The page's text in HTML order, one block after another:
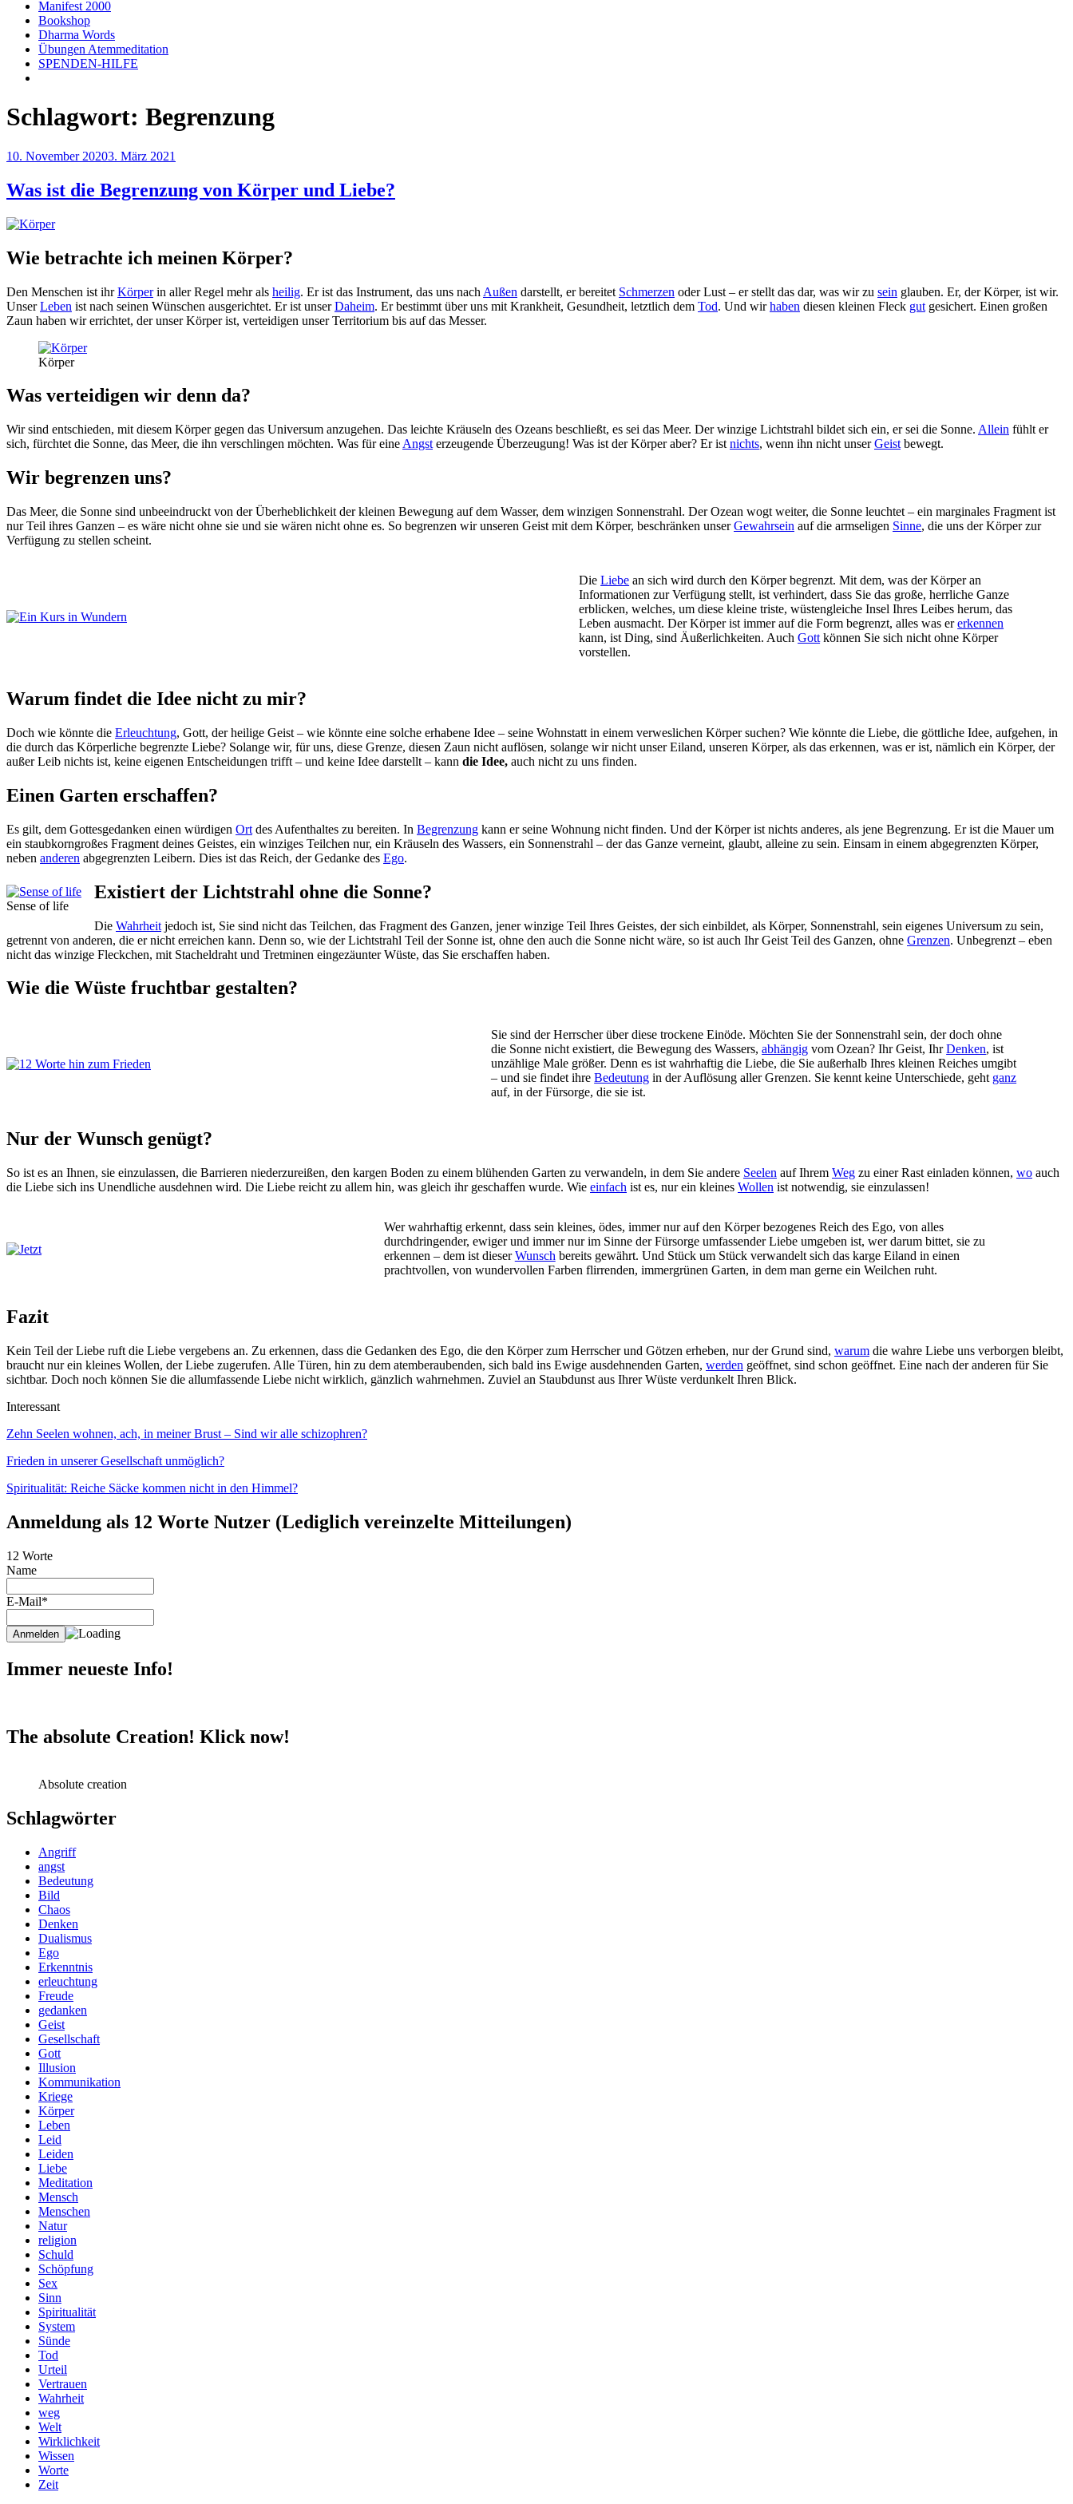
Manifest 2000
Bookshop
Dharma Words
Übungen Atemmeditation
SPENDEN-HILFE
Schlagwort: Begrenzung
Veröffentlicht
10. November 20203. März 2021
Was ist die Begrenzung von Körper und Liebe?
Wie betrachte ich meinen Körper?
Den Menschen ist ihrKörperin aller Regel mehr als heilig. Er ist das Instrument, das uns nach Außen darstellt, er bereitet Schmerzen oder Lust – er stellt das dar, was wir zu sein glauben. Er, der Körper, ist wir.
UnserLeben ist nach seinen Wünschen ausgerichtet. Er ist unserDaheim. Er bestimmt über uns mit Krankheit, Gesundheit, letztlich dem Tod. Und wirhaben diesen kleinen Fleck gut gesichert. Einen großen
Zaun haben wir errichtet, der unser Körper ist, verteidigen unser Territorium bis auf das Messer.
Körper
Was verteidigen wir denn da?
Wir sind entschieden, mit diesem Körper gegen das Universum anzugehen. Das leichte Kräuseln des Ozeans beschließt, es sei das Meer. Der winzige Lichtstrahl bildet sich ein, er sei die Sonne. Allein fühlt er
sich, fürchtet die Sonne, das Meer, die ihn verschlingen möchten. Was für eine Angst erzeugende Überzeugung! Was ist der Körper aber? Er ist nichts, wenn ihn nicht unserGeist bewegt.
Wir begrenzen uns?
Das Meer, die Sonne sind unbeeindruckt von der Überheblichkeit der kleinen Bewegung auf dem Wasser, dem winzigen Sonnenstrahl. Der Ozean wogt weiter, die Sonne leuchtet – ein marginales Fragment ist
nur Teil ihres Ganzen – es wäre nicht ohne sie und sie wären nicht ohne es. So begrenzen wir unseren Geist mit dem Körper, beschränken unserGewahrsein auf die armseligen Sinne, die uns der Körper zur
Verfügung zu stellen scheint.
DieLiebe an sich wird durch den Körper begrenzt. Mit dem, was der Körper an
Informationen zur Verfügung stellt, ist verhindert, dass Sie das große, herrliche Ganze
erblicken, welches, um diese kleine triste, wüstengleiche Insel Ihres Leibes herum, das
Leben ausmacht. Der Körper ist immer auf die Form begrenzt, alles was ererkennen
kann, ist Ding, sind Äußerlichkeiten. AuchGott können Sie sich nicht ohne Körper
vorstellen.
Warum findet die Idee nicht zu mir?
Doch wie könnte die Erleuchtung, Gott, der heilige Geist – wie könnte eine solche erhabene Idee – seine Wohnstatt in einem verweslichen Körper suchen? Wie könnte die Liebe, die göttliche Idee, aufgehen, in
die durch das Körperliche begrenzte Liebe? Solange wir, für uns, diese Grenze, diesen Zaun nicht auflösen, solange wir nicht unser Eiland, unseren Körper, als das erkennen, was er ist, nämlich ein Körper, der
außer Leib nichts ist, keine eigenen Entscheidungen trifft – und keine Idee darstellt – kann die Idee, auch nicht zu uns finden.
Einen Garten erschaffen?
Es gilt, dem Gottesgedanken einen würdigen Ort des Aufenthaltes zu bereiten. In Begrenzung kann er seine Wohnung nicht finden. Und der Körper ist nichts anderes, als jene Begrenzung. Er ist die Mauer um
ein staubkorngroßes Fragment deines Geistes, ein winziges Teilchen nur, ein Kräuseln des Wassers, ein Sonnenstrahl – der das Ganze verneint, glaubt, alleine zu sein. Einsam in einem abgegrenzten Körper,
neben anderen abgegrenzten Leibern. Dies ist das Reich, der Gedanke des Ego.
Sense of life
Existiert der Lichtstrahl ohne die Sonne?
Die Wahrheit jedoch ist, Sie sind nicht das Teilchen, das Fragment des Ganzen, jener winzige Teil Ihres Geistes, der sich einbildet, als Körper, Sonnenstrahl, sein eigenes Universum zu sein,
getrennt von anderen, die er nicht erreichen kann. Denn so, wie der Lichtstrahl Teil der Sonne ist, ohne den auch die Sonne nicht wäre, so ist auch Ihr Geist Teil des Ganzen, ohne Grenzen. Unbegrenzt – eben
nicht das winzige Fleckchen, mit Stacheldraht und Tretminen eingezäunter Wüste, das Sie erschaffen haben.
Wie die Wüste fruchtbar gestalten?
Sie sind der Herrscher über diese trockene Einöde. Möchten Sie der Sonnenstrahl sein, der doch ohne
die Sonne nicht existiert, die Bewegung des Wassers,abhängig vom Ozean? Ihr Geist, IhrDenken, ist
unzählige Male größer. Denn es ist wahrhaftig die Liebe, die Sie außerhalb Ihres kleinen Reiches umgibt
– und sie findet ihreBedeutung in der Auflösung aller Grenzen. Sie kennt keine Unterschiede, geht ganz
auf, in der Fürsorge, die sie ist.
Nur der Wunsch genügt?
So ist es an Ihnen, sie einzulassen, die Barrieren niederzureißen, den kargen Boden zu einem blühenden Garten zu verwandeln, in dem Sie andere Seelen auf Ihrem Weg zu einer Rast einladen können, wo auch
die Liebe sich ins Unendliche ausdehnen wird. Die Liebe reicht zu allem hin, was gleich ihr geschaffen wurde. Wie einfach ist es, nur ein kleines Wollen ist notwendig, sie einzulassen!
Wer wahrhaftig erkennt, dass sein kleines, ödes, immer nur auf den Körper bezogenes Reich des Ego, von alles
durchdringender, ewiger und immer nur im Sinne der Fürsorge umfassender Liebe umgeben ist, wer darum bittet, sie zu
erkennen – dem ist dieserWunsch bereits gewährt. Und Stück um Stück verwandelt sich das karge Eiland in einen
prachtvollen, von wundervollen Farben flirrenden, immergrünen Garten, in dem man gerne ein Weilchen ruht.
Fazit
Kein Teil der Liebe ruft die Liebe vergebens an. Zu erkennen, dass die Gedanken des Ego, die den Körper zum Herrscher und Götzen erheben, nur der Grund sind, warum die wahre Liebe uns verborgen bleibt,
braucht nur ein kleines Wollen, der Liebe zugerufen. Alle Türen, hin zu dem atemberaubenden, sich bald ins Ewige ausdehnenden Garten, werden geöffnet, sind schon geöffnet. Eine nach der anderen für Sie
sichtbar. Doch noch können Sie die allumfassende Liebe nicht wirklich, gänzlich wahrnehmen. Zuviel an Staubdunst aus Ihrer Wüste verdunkelt Ihren Blick.
Interessant
Zehn Seelen wohnen, ach, in meiner Brust – Sind wir alle schizophren?
Frieden in unserer Gesellschaft unmöglich?
Spiritualität: Reiche Säcke kommen nicht in den Himmel?
Anmeldung als 12 Worte Nutzer (Lediglich vereinzelte Mitteilungen)
12 Worte
Name
E-Mail*
Immer neueste Info!
The absolute Creation! Klick now!
Absolute creation
Schlagwörter
Angriff
angst
Bedeutung
Bild
Chaos
Denken
Dualismus
Ego
Erkenntnis
erleuchtung
Freude
gedanken
Geist
Gesellschaft
Gott
Illusion
Kommunikation
Kriege
Körper
Leben
Leid
Leiden
Liebe
Meditation
Mensch
Menschen
Natur
religion
Schuld
Schöpfung
Sex
Sinn
Spiritualität
System
Sünde
Tod
Urteil
Vertrauen
Wahrheit
weg
Welt
Wirklichkeit
Wissen
Worte
Zeit